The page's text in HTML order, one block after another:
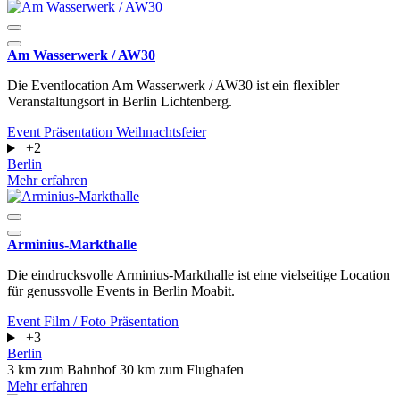
Am Wasserwerk / AW30
Die Eventlocation Am Wasserwerk / AW30 ist ein flexibler
Veranstaltungsort in Berlin Lichtenberg.
Event Präsentation Weihnachtsfeier
+2
Berlin
Mehr erfahren
Arminius-Markthalle
Die eindrucksvolle Arminius-Markthalle ist eine vielseitige Location
für genussvolle Events in Berlin Moabit.
Event Film / Foto Präsentation
+3
Berlin
3 km zum Bahnhof30 km zum Flughafen
Mehr erfahren